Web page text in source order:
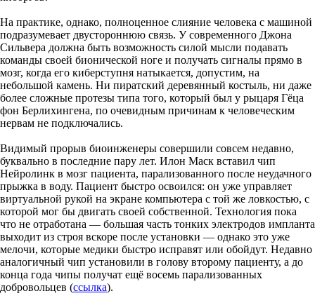
На практике, однако, полноценное слияние человека с машиной
подразумевает двустороннюю связь. У современного Джона
Сильвера должна быть возможность силой мысли подавать
команды своей бионической ноге и получать сигналы прямо в
мозг, когда его киберступня натыкается, допустим, на
небольшой камень. Ни пиратский деревянный костыль, ни даже
более сложные протезы типа того, который был у рыцаря Гёца
фон Берлихингена, по очевидным причинам к человеческим
нервам не подключались.
Видимый прорыв биоинженеры совершили совсем недавно,
буквально в последние пару лет. Илон Маск вставил чип
Нейролинк в мозг пациента, парализованного после неудачного
прыжка в воду. Пациент быстро освоился: он уже управляет
виртуальной рукой на экране компьютера с той же ловкостью, с
которой мог бы двигать своей собственной. Технология пока
что не отработана — большая часть тонких электродов импланта
выходит из строя вскоре после установки — однако это уже
мелочи, которые медики быстро исправят или обойдут. Недавно
аналогичный чип установили в голову второму пациенту, а до
конца года чипы получат ещё восемь парализованных
добровольцев (ссылка).